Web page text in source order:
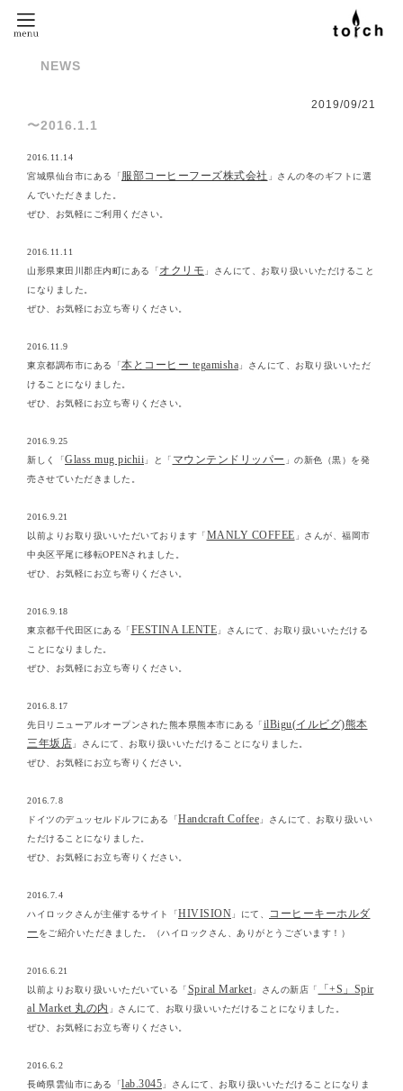
NEWS
2019/09/21
〜2016.1.1
2016.11.14
宮城県仙台市にある「服部コーヒーフーズ株式会社 」さんの冬のギフトに選
んでいただきました。
ぜひ、お気軽にご利用ください。
2016.11.11
山形県東田川郡庄内町にある「オクリモ 」さんにて、お取り扱いいただけること
になりました。
ぜひ、お気軽にお立ち寄りください。
2016.11.9
東京都調布市にある「本とコーヒー tegamisha 」さんにて、お取り扱いいただ
けることになりました。
ぜひ、お気軽にお立ち寄りください。
2016.9.25
新しく「Glass mug pichii 」と「 マウンテンドリッパー 」の新色（黒）を発
売させていただきました。
2016.9.21
以前よりお取り扱いいただいております「MANLY COFFEE 」さんが、福岡市
中央区平尾に移転OPENされました。
ぜひ、お気軽にお立ち寄りください。
2016.9.18
東京都千代田区にある「FESTINA LENTE 」さんにて、お取り扱いいただける
ことになりました。
ぜひ、お気軽にお立ち寄りください。
2016.8.17
先日リニューアルオープンされた熊本県熊本市にある「ilBigu(イルビグ)熊本
三年坂店 」さんにて、お取り扱いいただけることになりました。
ぜひ、お気軽にお立ち寄りください。
2016.7.8
ドイツのデュッセルドルフにある「Handcraft Coffee 」さんにて、お取り扱いい
ただけることになりました。
ぜひ、お気軽にお立ち寄りください。
2016.7.4
ハイロックさんが主催するサイト「HIVISION 」にて、 コーヒーキーホルダ
ー をご紹介いただきました。（ハイロックさん、ありがとうございます！）
2016.6.21
以前よりお取り扱いいただいている「Spiral Market 」さんの新店「
「+S」Spir
al Market 丸の内 」さんにて、お取り扱いいただけることになりました。
ぜひ、お気軽にお立ち寄りください。
2016.6.2
長崎県雲仙市にある「lab.3045 」さんにて、お取り扱いいただけることになりま